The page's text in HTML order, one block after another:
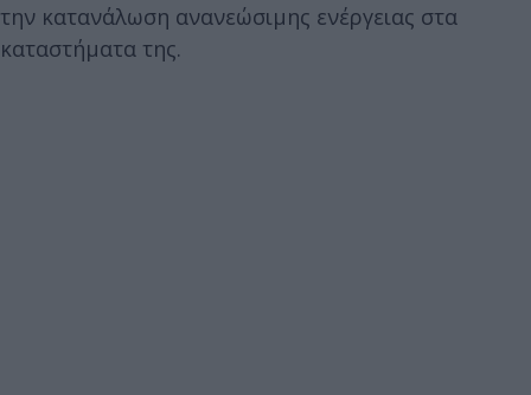
την κατανάλωση ανανεώσιμης ενέργειας στα
καταστήματα της.